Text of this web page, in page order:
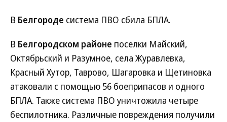
В Белгороде система ПВО сбила БПЛА.
В Белгородском районе поселки Майский,
Октябрьский и Разумное, села Журавлевка,
Красный Хутор, Таврово, Шагаровка и Щетиновка
атаковали с помощью 56 боеприпасов и одного
БПЛА. Также система ПВО уничтожила четыре
беспилотника. Различные повреждения получили